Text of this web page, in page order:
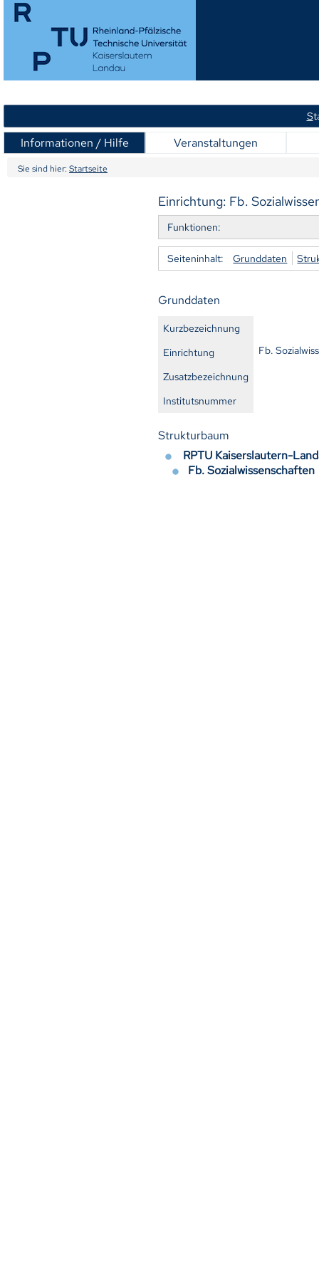
S
Informationen / Hilfe Veranstaltungen
Sie sind hier: Startseite
Einrichtung: Fb.
Funktionen:
Seiteninhalt: Grunddaten
Grunddaten
Kurzbezeichnung
Einrichtung
Fb.
Zusatzbezeichnung
Institutsnummer
Strukturbaum
RPTU Kaiserslautern-
Fb. Sozialwissenschaften